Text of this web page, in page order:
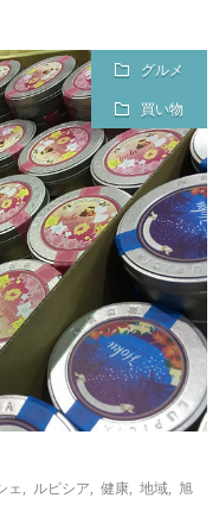
グルメ
買い物
ェ ルピシア 健康 地域
旭